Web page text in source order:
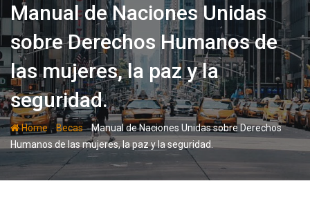
Manual de Naciones Unidas
sobre Derechos Humanos de
las mujeres, la paz y la
seguridad.
Home-Becas-Manual de Naciones Unidas sobre Derechos
Humanos de las mujeres, la paz y la seguridad.